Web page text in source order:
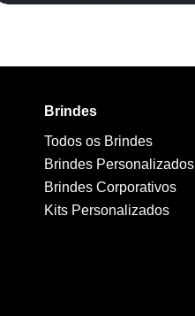
Brindes
Todos os Brindes
Brindes Personalizados
Brindes Corporativos
Kits Personalizados